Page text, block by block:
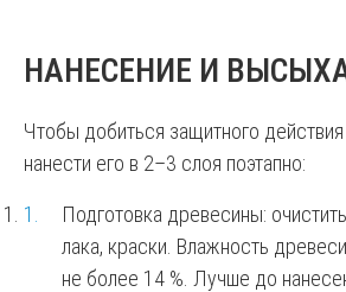
НАНЕСЕНИЕ И
Чтобы добиться защитного
нанести его в 2–3 слоя поэтапно:
Подготовка древесины:
лака, краски. Влажность
не более 14 %. Лучше до